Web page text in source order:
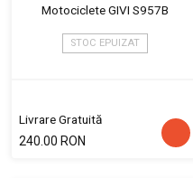
Motociclete GIVI S957B
STOC EPUIZAT
Livrare Gratuită
240.00 RON